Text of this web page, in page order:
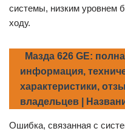
системы, низким уровнем
ходу.
Мазда 626 GE:
информация,
характеристики,
владельцев |
Ошибка, связанная с